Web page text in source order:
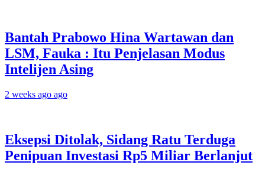
Bantah Prabowo Hina Wartawan dan
LSM, Fauka : Itu Penjelasan Modus
Intelijen Asing
2 weeks ago ago
Eksepsi Ditolak, Sidang Ratu Terduga
Penipuan Investasi Rp5 Miliar Berlanjut